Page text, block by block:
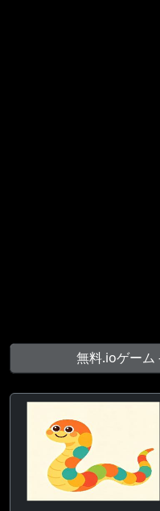
無料.ioゲーム